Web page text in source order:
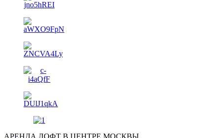
АРЕНДА ЛОФТ В ЦЕНТРЕ МОСКВЫ